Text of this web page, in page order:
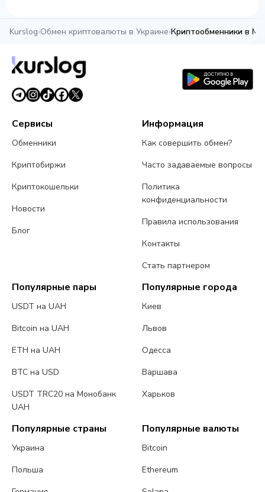
Kurslog›Обмен криптовалюты в Украине›Криптообменники в
Сервисы
Обменники
Криптобиржи
Криптокошельки
Новости
Блог
Информация
Как совершить обмен?
Часто задаваемые вопросы
Политика
конфиденциальности
Правила использования
Контакты
Стать партнером
Популярные пары
USDT на UAH
Bitcoin на UAH
ETH на UAH
BTC на USD
USDT TRC20 на Монобанк
UAH
Популярные города
Киев
Львов
Одесса
Варшава
Харьков
Популярные страны
Украина
Польша
Популярные валюты
Bitcoin
Ethereum